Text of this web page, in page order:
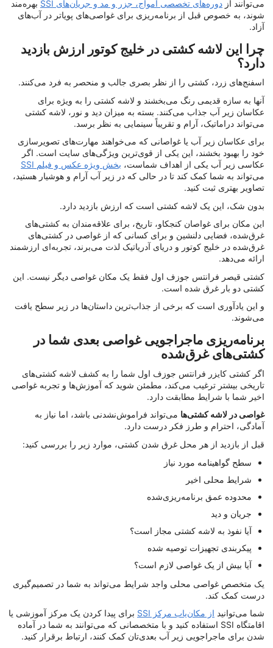
می‌توانند از دوره‌های تخصصی امواج، جزر و مد و جریان‌های SSI
بهره‌مند
شوند، به خصوص قبل از برنامه‌ریزی برای غواصی‌های پویاتر در آب‌های
آزاد.
چرا این لاشه کشتی در خلیج کوتور ارزش بازدید
دارد؟
اسفنج‌های زرد، کشتی را از نظر بصری جالب و منحصر به فرد می‌کنند.
آنها به سازه قدیمی رنگ می‌بخشند و لاشه کشتی را به ویژه برای
عکاسان زیر آب جذاب می‌کنند. بسته به میزان دید و نور، لاشه کشتی
می‌تواند دراماتیک، آرام و تقریباً سینمایی به نظر برسد.
برای عکاسان زیر آب یا غواصانی که می‌خواهند مهارت‌های تصویرسازی
خود را بهبود بخشند، این یکی از قوی‌ترین ویژگی‌های سایت است. اگر
عکاسی زیر آب یکی از اهداف شماست، بخش ویژه عکس و فیلم SSI
می‌تواند به شما کمک کند تا در حالی که در زیر آب آرام و هوشیار هستید،
تصاویر بهتری ثبت کنید.
بدون شک، این یک لاشه کشتی است که ارزش بازدید دارد.
این مکان برای غواصان کنجکاو، تاریخ، برای علاقه‌مندان به کشتی‌های
غرق‌شده، فضایی دلنشین و برای کسانی که از غواصی در کشتی‌های
غرق‌شده در خلیج کوتور و دریای آدریاتیک لذت می‌برند، تجربه‌ای ارزشمند
ارائه می‌دهد.
کشتی قیصر فرانتس جوزف اول فقط یک مکان غواصی دیگر نیست. این
کشتی دو بار غرق شده است.
و این یادآوری است که برخی از جذاب‌ترین داستان‌ها در زیر سطح یافت
می‌شوند.
برنامه‌ریزی ماجراجویی غواصی بعدی شما در
کشتی‌های غرق‌شده
اگر کشتی کایزر فرانتس جوزف اول شما را به کشف لاشه کشتی‌های
تاریخی بیشتر ترغیب می‌کند، مطمئن شوید که آموزش‌ها و تجربه غواصی
اخیر شما با شرایط مطابقت دارد.
غواصی در لاشه کشتی‌ها می‌تواند فراموش‌نشدنی باشد، اما نیاز به
آمادگی، احترام و طرز فکر درست دارد.
قبل از بازدید از هر محل غرق شدن کشتی، موارد زیر را بررسی کنید:
سطح گواهینامه مورد نیاز
شرایط محلی اخیر
محدوده عمق برنامه‌ریزی‌شده
جریان و دید
آیا نفوذ به لاشه کشتی مجاز است؟
پیکربندی تجهیزات توصیه شده
آیا بیش از یک غواصی لازم است؟
یک متخصص غواصی محلی واجد شرایط می‌تواند به شما در تصمیم‌گیری
درست کمک کند.
شما می‌توانید از مکان‌یاب مرکز SSI
برای پیدا کردن یک مرکز آموزشی یا
اقامتگاه SSI استفاده کنید و با متخصصانی که می‌توانند به شما در آماده
شدن برای ماجراجویی زیر آب بعدی‌تان کمک کنند، ارتباط برقرار کنید.